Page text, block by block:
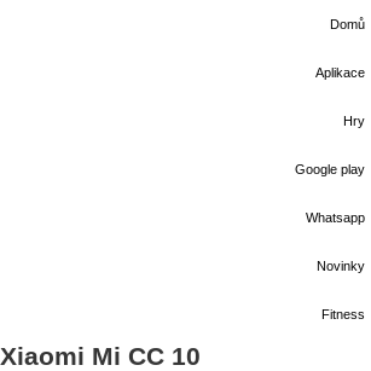
Domů
Aplikace
Hry
Google play
Whatsapp
Novinky
Fitness
Xiaomi Mi CC 10